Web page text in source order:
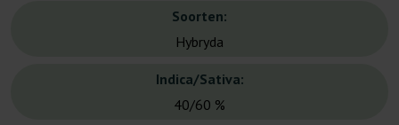
Soorten:
Hybryda
Indica/Sativa:
40/60 %